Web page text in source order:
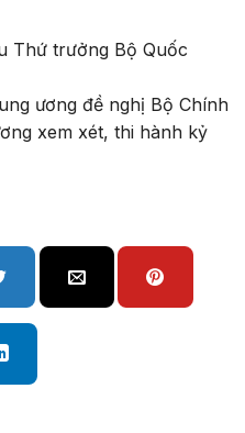
ương đề nghị Bộ Chính
xem xét, thi hành kỷ